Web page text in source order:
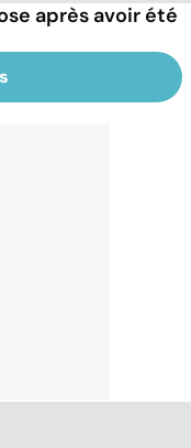
après avoir été